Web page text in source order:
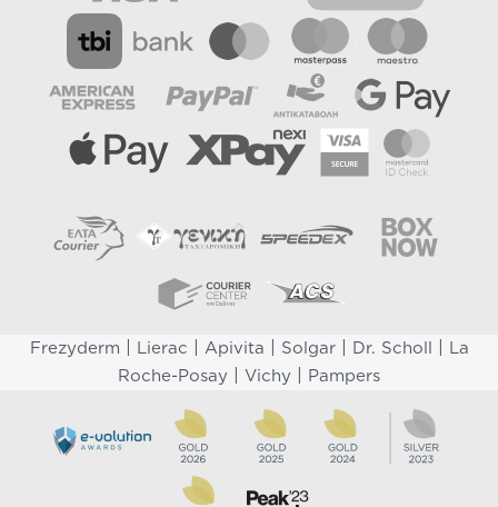
Frezyderm Lierac Apivita Solgar| Dr. Scholl
La
Roche-Posay
Vichy Pampers